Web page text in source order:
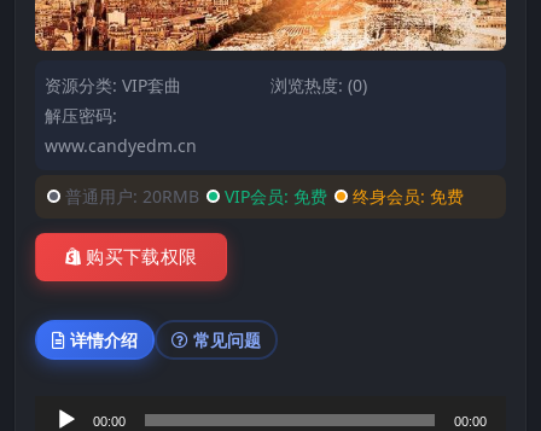
资源分类: VIP套曲
浏览热度: (0)
解压密码:
www.candyedm.cn
普通用户: 20RMB VIP会员: 免费 终身会员: 免费
购买下载权限
详情介绍 常见问题
00:00 00:00